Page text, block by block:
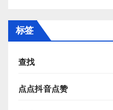
标签
查找
点点抖音点赞